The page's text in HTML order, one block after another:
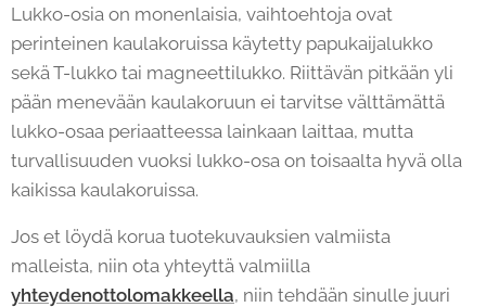
Lukko-osia on monenlaisia, vaihtoehtoja ovat
perinteinen kaulakoruissa käytetty papukaijalukko
sekä T-lukko tai magneettilukko. Riittävän pitkään yli
pään menevään kaulakoruun ei tarvitse välttämättä
lukko-osaa periaatteessa lainkaan laittaa, mutta
turvallisuuden vuoksi lukko-osa on toisaalta hyvä olla
kaikissa kaulakoruissa.
Jos et löydä korua tuotekuvauksien valmiista
malleista, niin ota yhteyttä valmiilla
yhteydenottolomakkeella, niin tehdään sinulle juuri